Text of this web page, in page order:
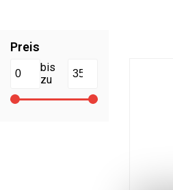
Preis
bis
zu